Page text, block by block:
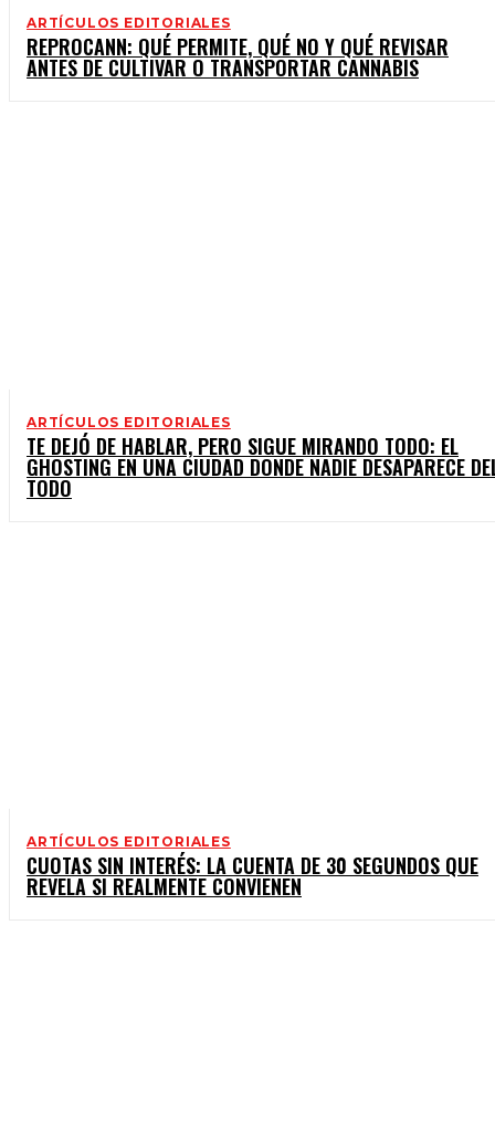
ARTÍCULOS EDITORIALES
REPROCANN: QUÉ PERMITE, QUÉ NO Y QUÉ REVISAR
ANTES DE CULTIVAR O TRANSPORTAR CANNABIS
ARTÍCULOS EDITORIALES
TE DEJÓ DE HABLAR, PERO SIGUE MIRANDO TODO: EL
GHOSTING EN UNA CIUDAD DONDE NADIE DESAPARECE
TODO
ARTÍCULOS EDITORIALES
CUOTAS SIN INTERÉS: LA CUENTA DE 30 SEGUNDOS QUE
REVELA SI REALMENTE CONVIENEN